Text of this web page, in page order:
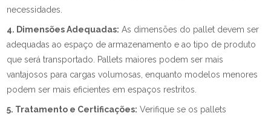
necessidades.
4. Dimensões Adequadas: As dimensões do pallet devem ser
adequadas ao espaço de armazenamento e ao tipo de produto
que será transportado. Pallets maiores podem ser mais
vantajosos para cargas volumosas, enquanto modelos menores
podem ser mais eficientes em espaços restritos.
5. Tratamento e Certificações: Verifique se os pallets